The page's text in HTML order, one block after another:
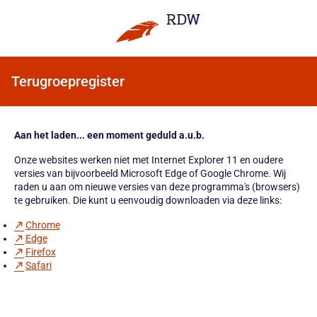
Terugroepregister
Aan het laden... een moment geduld a.u.b.
Onze websites werken niet met Internet Explorer 11 en oudere
versies van bijvoorbeeld Microsoft Edge of Google Chrome. Wij
raden u aan om nieuwe versies van deze programma's (browsers)
te gebruiken. Die kunt u eenvoudig downloaden via deze links:
Chrome
Edge
Firefox
Safari